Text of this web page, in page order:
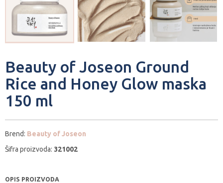
Beauty of Joseon Ground
Rice and Honey Glow maska
150 ml
Brend: Beauty of Joseon
Šifra proizvoda: 321002
OPIS PROIZVODA